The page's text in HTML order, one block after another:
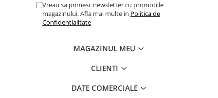
Vreau sa primesc newsletter cu promotiile
magazinului. Afla mai multe in Politica de
Confidentialitate
MAGAZINUL MEU
CLIENTI
DATE COMERCIALE